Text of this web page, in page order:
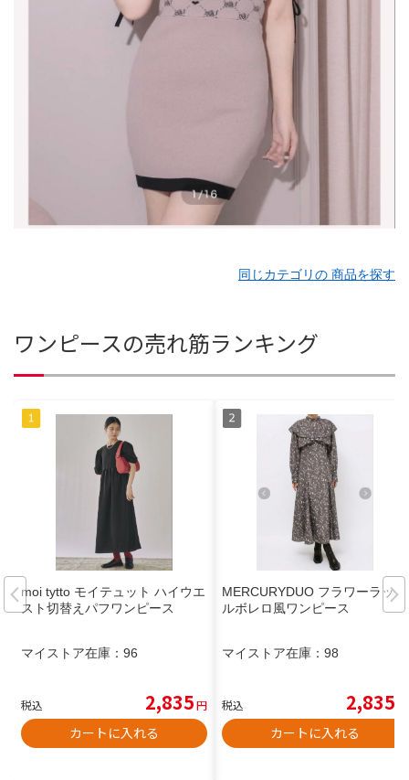
同じカテゴリの 商品を探す
ワンピースの売れ筋ランキング
moi tytto モイテュット ハイウエ
スト切替えパフワンピース
マイストア在庫： 96
税込 2,835円
カートに入れる
MERCURYDUO フラワーラッフ
ルボレロ風ワンピース
マイストア在庫： 98
税込 2,835
カートに入れる